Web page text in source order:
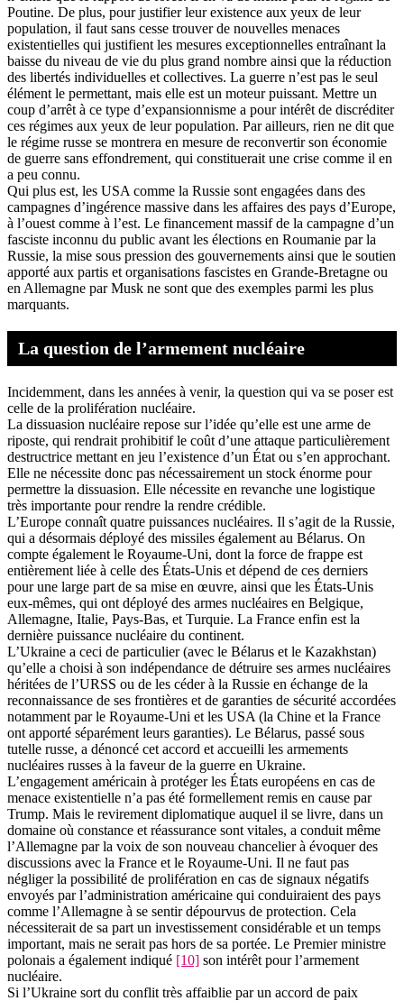
Poutine. De plus, pour justifier leur existence aux yeux de leur
population, il faut sans cesse trouver de nouvelles menaces
existentielles qui justifient les mesures exceptionnelles entraînant la
baisse du niveau de vie du plus grand nombre ainsi que la réduction
des libertés individuelles et collectives. La guerre n’est pas le seul
élément le permettant, mais elle est un moteur puissant. Mettre un
coup d’arrêt à ce type d’expansionnisme a pour intérêt de discréditer
ces régimes aux yeux de leur population. Par ailleurs, rien ne dit que
le régime russe se montrera en mesure de reconvertir son économie
de guerre sans effondrement, qui constituerait une crise comme il en
a peu connu.
Qui plus est, les USA comme la Russie sont engagées dans des
campagnes d’ingérence massive dans les affaires des pays d’Europe,
à l’ouest comme à l’est. Le financement massif de la campagne d’un
fasciste inconnu du public avant les élections en Roumanie par la
Russie, la mise sous pression des gouvernements ainsi que le soutien
apporté aux partis et organisations fascistes en Grande-Bretagne ou
en Allemagne par Musk ne sont que des exemples parmi les plus
marquants.
La question de l’armement nucléaire
Incidemment, dans les années à venir, la question qui va se poser est
celle de la prolifération nucléaire.
La dissuasion nucléaire repose sur l’idée qu’elle est une arme de
riposte, qui rendrait prohibitif le coût d’une attaque particulièrement
destructrice mettant en jeu l’existence d’un État ou s’en approchant.
Elle ne nécessite donc pas nécessairement un stock énorme pour
permettre la dissuasion. Elle nécessite en revanche une logistique
très importante pour rendre la rendre crédible.
L’Europe connaît quatre puissances nucléaires. Il s’agit de la Russie,
qui a désormais déployé des missiles également au Bélarus. On
compte également le Royaume-Uni, dont la force de frappe est
entièrement liée à celle des États-Unis et dépend de ces derniers
pour une large part de sa mise en œuvre, ainsi que les États-Unis
eux-mêmes, qui ont déployé des armes nucléaires en Belgique,
Allemagne, Italie, Pays-Bas, et Turquie. La France enfin est la
dernière puissance nucléaire du continent.
L’Ukraine a ceci de particulier (avec le Bélarus et le Kazakhstan)
qu’elle a choisi à son indépendance de détruire ses armes nucléaires
héritées de l’URSS ou de les céder à la Russie en échange de la
reconnaissance de ses frontières et de garanties de sécurité accordées
notamment par le Royaume-Uni et les USA (la Chine et la France
ont apporté séparément leurs garanties). Le Bélarus, passé sous
tutelle russe, a dénoncé cet accord et accueilli les armements
nucléaires russes à la faveur de la guerre en Ukraine.
L’engagement américain à protéger les États européens en cas de
menace existentielle n’a pas été formellement remis en cause par
Trump. Mais le revirement diplomatique auquel il se livre, dans un
domaine où constance et réassurance sont vitales, a conduit même
l’Allemagne par la voix de son nouveau chancelier à évoquer des
discussions avec la France et le Royaume-Uni. Il ne faut pas
négliger la possibilité de prolifération en cas de signaux négatifs
envoyés par l’administration américaine qui conduiraient des pays
comme l’Allemagne à se sentir dépourvus de protection. Cela
nécessiterait de sa part un investissement considérable et un temps
important, mais ne serait pas hors de sa portée. Le Premier ministre
polonais a également indiqué [10] son intérêt pour l’armement
nucléaire.
Si l’Ukraine sort du conflit très affaiblie par un accord de paix